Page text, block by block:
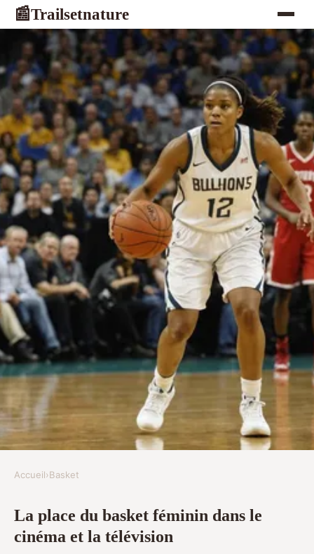
📰Trailsetnature
La place du basket féminin dans
le cinéma et la télévision
Accueil›Basket
La place du basket féminin dans le
cinéma et la télévision